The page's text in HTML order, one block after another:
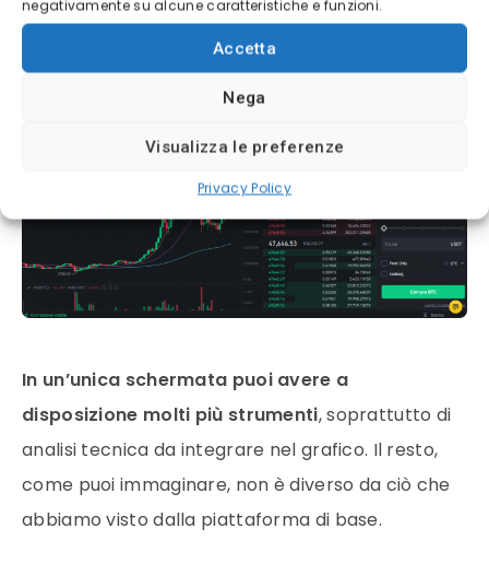
negativamente su alcune caratteristiche e funzioni.
Accetta
Nega
Visualizza le preferenze
Privacy Policy
Avanzato
seguente:
In un’unica schermata puoi avere a
disposizione molti più strumenti, soprattutto di
analisi tecnica da integrare nel grafico. Il resto,
come puoi immaginare, non è diverso da ciò che
abbiamo visto dalla piattaforma di base.